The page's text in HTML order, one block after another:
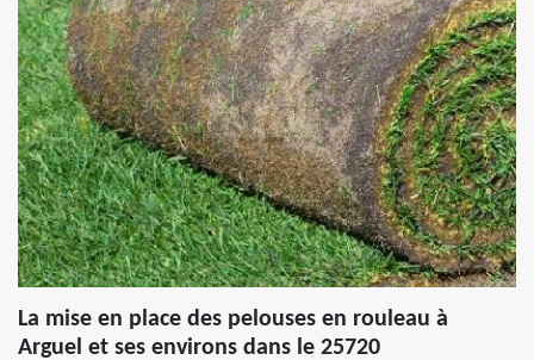
La mise en place des pelouses en rouleau à
Arguel et ses environs dans le 25720